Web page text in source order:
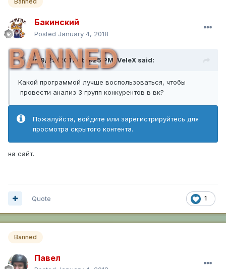
Бакинский
Posted January 4, 2018
BANNED
On 9/29/2017 at 6:25 PM,VeleX said:
Какой программой лучше воспользоваться, чтобы
провести анализ 3 групп конкурентов в вк?
Пожалуйста, войдите или зарегистрируйтесь для
просмотра скрытого контента.
на сайт.
1
Quote
Banned
Павел